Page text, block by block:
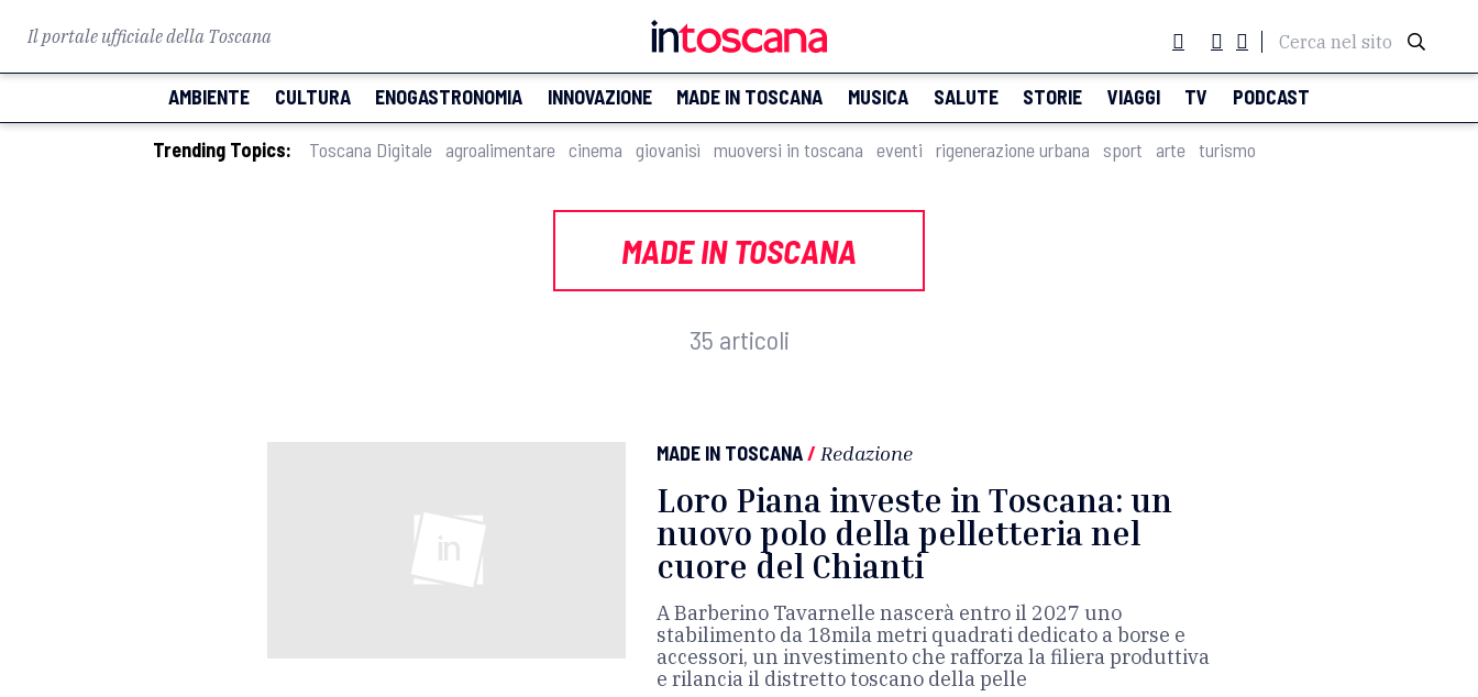
Il portale ufficiale della Toscana Cerca nel sito
AMBIENTE CULTURA ENOGASTRONOMIA INNOVAZIONE MADE IN TOSCANA MUSICA SALUTE STORIE VIAGGI TV PODCAST
Trending Topics: Toscana Digitale agroalimentare cinema giovanisì muoversi in toscana eventi rigenerazione urbana sport arte turismo
MADE IN TOSCANA
35 articoli
MADE IN TOSCANA/ Redazione
Loro Piana investe in Toscana: un
nuovo polo della pelletteria nel
cuore del Chianti
A Barberino Tavarnelle nascerà entro il 2027 uno
stabilimento da 18mila metri quadrati dedicato a borse e
accessori, un investimento che rafforza la filiera produttiva
e rilancia il distretto toscano della pelle